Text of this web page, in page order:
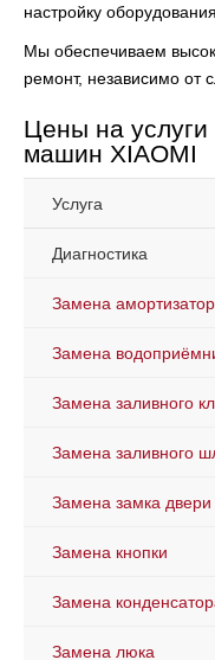
настройку
Мы обеспечиваем
ремонт, независимо от
Цены на
машин XIAOMI
Услуга
Диагностика
Замена
Замена
Замена заливного
Замена заливного
Замена замка двери
Замена кнопки
Замена
Замена люка